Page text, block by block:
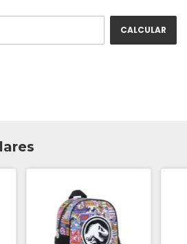
CALCULAR